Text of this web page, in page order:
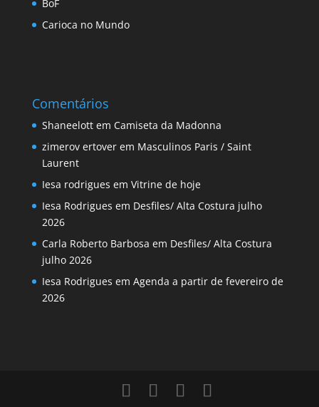
BoF
Carioca no Mundo
Comentários
Shaneelottem Camiseta da Madonna
zimerov ertoverem Masculinos Paris / Saint
Laurent
Iesa rodrigues em Vitrine de hoje
Iesa Rodrigues em Desfiles/ Alta Costura julho
2026
Carla Roberto Barbosa em Desfiles/ Alta Costura
julho 2026
Iesa Rodrigues em Agenda a partir de fevereiro de
2026